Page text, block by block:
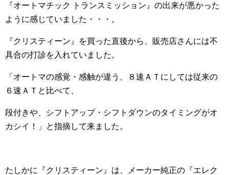
『オートマチック トランスミッション』の出来が悪かった
ように感じていました・・・。
『クリスティーン』を買った直後から、販売店さんには不
具合の打診を入れていました。
「オートマの感覚・感触が違う、８速ＡＴにしては従来の
６速ＡＴと比べて、
段付きや、シフトアップ・シフトダウンのタイミングがオ
カシイ！」と指摘して来ました。
たしかに『クリスティーン』は、メーカー純正の『エレク